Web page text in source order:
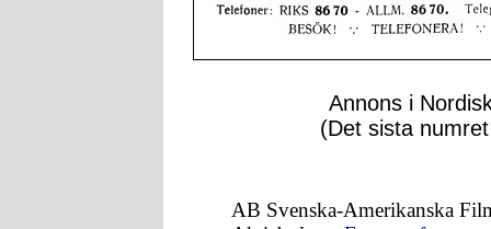
Annons i
(Det sista
AB Svenska-Amerikanska